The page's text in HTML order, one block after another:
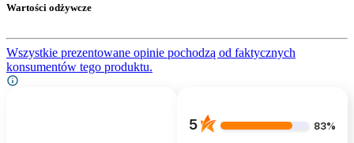
Wartości odżywcze
Wszystkie prezentowane opinie pochodzą od faktycznych
konsumentów tego produktu.
5 83%